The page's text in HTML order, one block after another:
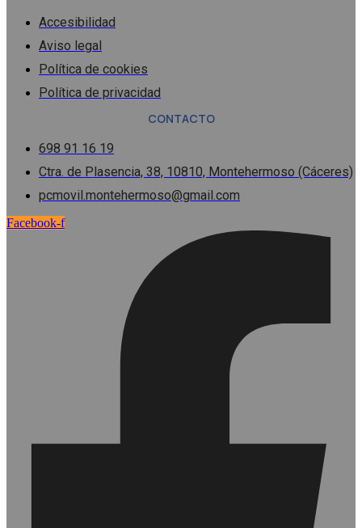
Accesibilidad
Aviso legal
Política de cookies
Política de privacidad
CONTACTO
698 91 16 19
Ctra. de Plasencia, 38, 10810, Montehermoso (Cáceres)
pcmovil.montehermoso@gmail.com
Facebook-f